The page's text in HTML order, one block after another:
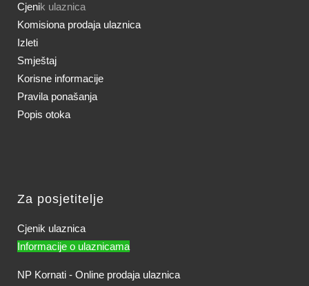
Cjenik ulaznica
Komisiona prodaja ulaznica
Izleti
Smještaj
Korisne informacije
Pravila ponašanja
Popis otoka
Za posjetitelje
Cjenik ulaznica
Informacije o ulaznicama
NP Kornati - Online prodaja ulaznica